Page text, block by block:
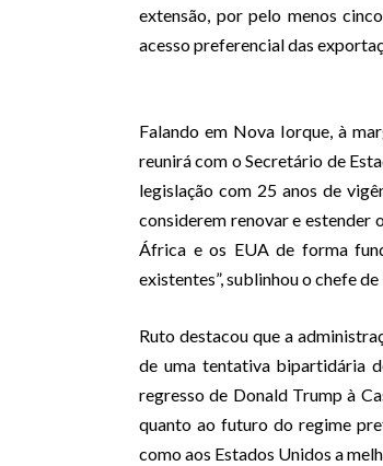
extensão, por pelo menos
acesso preferencial das
Falando em Nova Iorque, à
reunirá com o Secretário de
legislação com 25 anos de
considerem renovar e estender
África e os EUA de forma
existentes”, sublinhou o chefe
Ruto destacou que a
de uma tentativa bipartidária
regresso de Donald Trump à
quanto ao futuro do regime
como aos Estados Unidos a